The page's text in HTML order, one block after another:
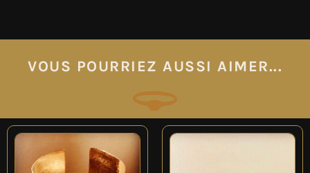
VOUS POURRIEZ AUSSI AIMER...